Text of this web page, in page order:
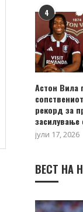
4
Астон Вила
рекорд за
засилување
јули 17, 2026
ВЕСТ НА